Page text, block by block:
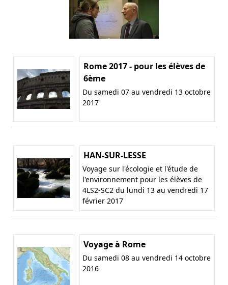
Rome 2017 - pour les élèves de
6ème
Du samedi 07 au vendredi 13 octobre
2017
HAN-SUR-LESSE
Voyage sur l'écologie et l'étude de
l'environnement pour les élèves de
4LS2-SC2 du lundi 13 au vendredi 17
février 2017
Voyage à Rome
Du samedi 08 au vendredi 14 octobre
2016